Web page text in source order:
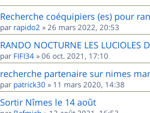
Recherche coéquipiers (es) pour
par rapido2 » 26 mars 2022, 20:53
RANDO NOCTURNE LES LUCIOLES
par FIFI34 » 06 oct. 2021, 17:10
recherche partenaire sur nimes
par patrick30 » 11 mars 2020, 14:38
Sortir Nîmes le 14 août